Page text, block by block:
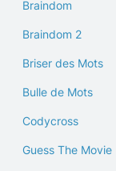
Braindom
Braindom 2
Briser des Mots
Bulle de Mots
Codycross
Guess The Movie